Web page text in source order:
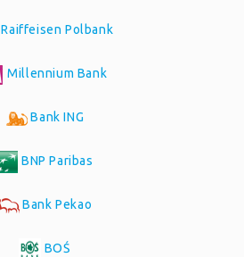
Raiffeisen Polbank
Millennium Bank
Bank ING
BNP Paribas
Bank Pekao
BOŚ